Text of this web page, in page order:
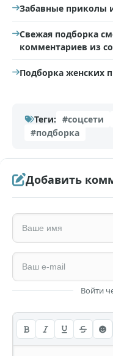
Забавные приколы
Свежая подборка
комментариев из
Подборка женских
Теги: #соцсети
#подборка
Добавить
Войти